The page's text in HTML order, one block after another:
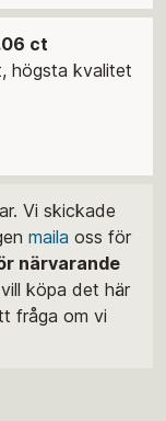
ct
högsta kvalitet
Vi skickade
maila oss för
närvarande
köpa det här
fråga om vi